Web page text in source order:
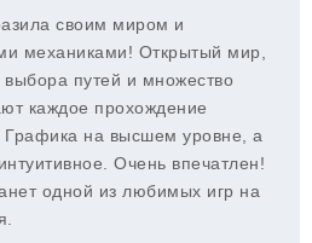
своим миром и
механиками! Открытый мир,
выбора путей и множество
каждое прохождение
Графика на высшем уровне, а
Очень впечатлен!
одной из любимых игр на